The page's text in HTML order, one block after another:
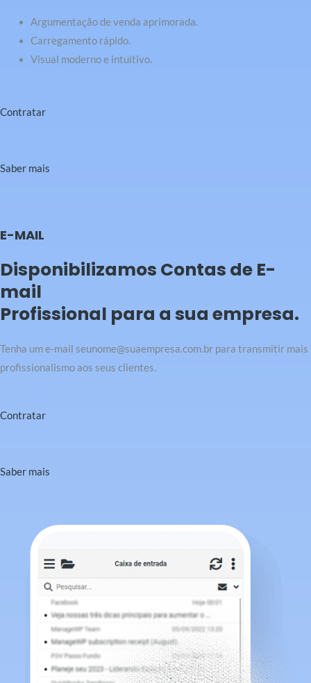
Argumentação de venda aprimorada.
Carregamento rápido.
Visual moderno e intuitivo.
Contratar
Saber mais
E-MAIL
Disponibilizamos Contas de E-
mail
Profissional para a sua empresa.
Tenha um e-mail seunome@suaempresa.com.br para transmitir mais
profissionalismo aos seus clientes.
Contratar
Saber mais